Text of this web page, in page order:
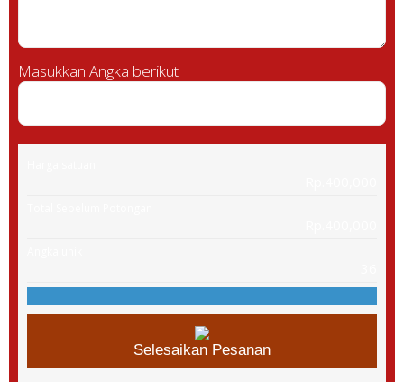
Masukkan Angka berikut
Selesaikan Pesanan